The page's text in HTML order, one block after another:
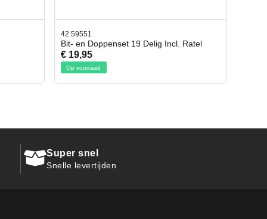
Ratel
42.65998
Afbreekmes 2 stuks
€ 10,95
Op voorraad
Super snel
Snelle levertijden